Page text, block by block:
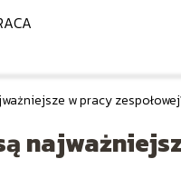
w pracy